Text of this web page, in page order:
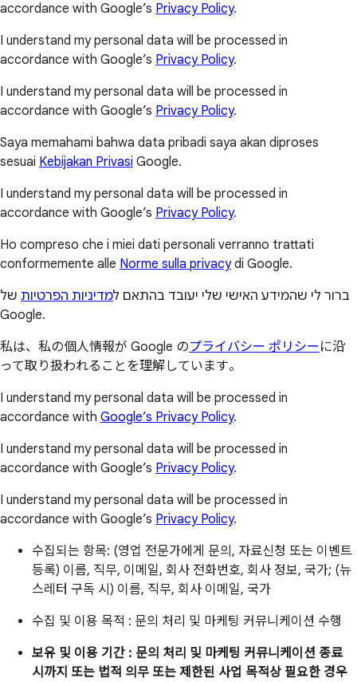
accordance with Google’s Privacy Policy.
I understand my personal data will be processed in
accordance with Google’s Privacy Policy.
I understand my personal data will be processed in
accordance with Google’s Privacy Policy.
Saya memahami bahwa data pribadi saya akan diproses
sesuai Kebijakan Privasi Google.
I understand my personal data will be processed in
accordance with Google’s Privacy Policy.
Ho compreso che i miei dati personali verranno trattati
conformemente alle Norme sulla privacydi Google.
ברור לי שהמידע האישי שלי יעובד בהתאם למדיניות הפרטיות של
Google.
私は、私の個人情報が Google のプライバシー ポリシー に沿
って取り扱われることを理解しています。
I understand my personal data will be processed in
accordance with Google’s Privacy Policy.
I understand my personal data will be processed in
accordance with Google’s Privacy Policy.
I understand my personal data will be processed in
accordance with Google’s Privacy Policy.
수집되는 항목: (영업 전문가에게 문의, 자료신청 또는 이벤트
등록) 이름, 직무, 이메일, 회사 전화번호, 회사 정보, 국가; (뉴
스레터 구독 시) 이름, 직무, 회사 이메일, 국가
수집 및 이용 목적 : 문의 처리 및 마케팅 커뮤니케이션 수행
보유 및 이용 기간 : 문의 처리 및 마케팅 커뮤니케이션 종료
시까지 또는 법적 의무 또는 제한된 사업 목적상 필요한 경우